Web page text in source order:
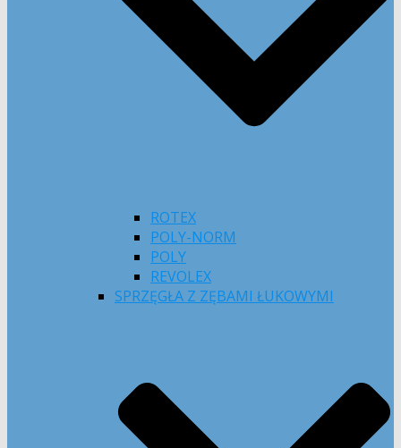
ROTEX
POLY-NORM
POLY
REVOLEX
SPRZĘGŁA Z ZĘBAMI ŁUKOWYMI